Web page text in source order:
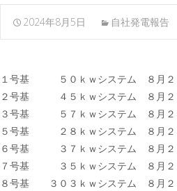
2024年8月5日 自社発電報告
１号基 ５０ｋｗシステム ８月２
２号基 ４５ｋｗシステム ８月
３号基 ５７ｋｗシステム ８月２
５号基 ２８ｋｗシステム ８月２
６号基 ３７ｋｗシステム ８月２
７号基 ３５ｋｗシステム ８月２
８号基 ３０３ｋｗシステム ８月